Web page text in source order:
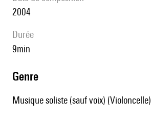
2004
durée
9min
genre
Musique soliste (sauf voix) (Violoncelle)